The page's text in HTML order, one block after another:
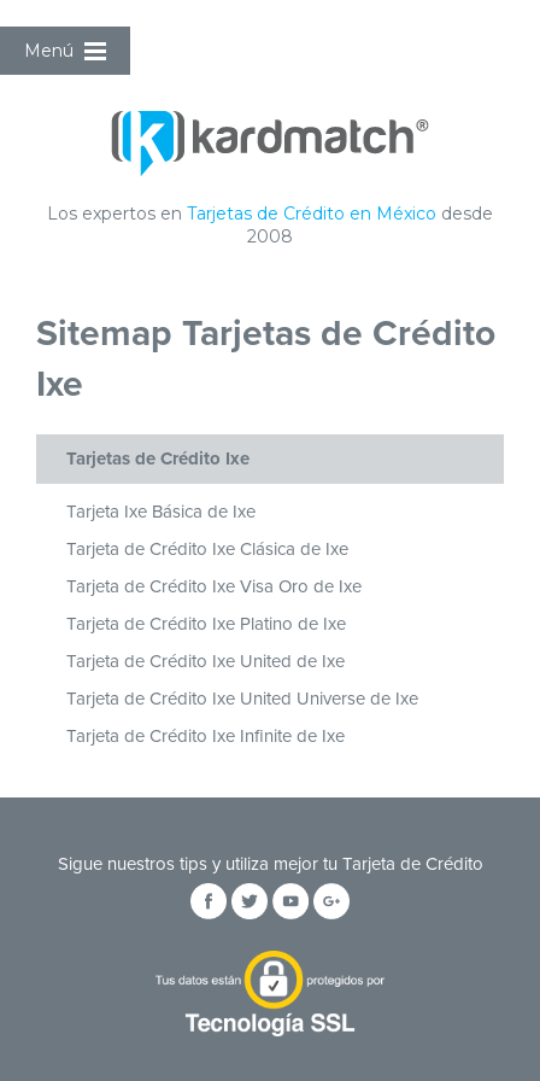
Menú
Los expertos en Tarjetas de Crédito en México desde
2008
Sitemap Tarjetas de Crédito
Ixe
Tarjetas de Crédito Ixe
Tarjeta Ixe Básica de Ixe
Tarjeta de Crédito Ixe Clásica de Ixe
Tarjeta de Crédito Ixe Visa Oro de Ixe
Tarjeta de Crédito Ixe Platino de Ixe
Tarjeta de Crédito Ixe United de Ixe
Tarjeta de Crédito Ixe United Universe de Ixe
Tarjeta de Crédito Ixe Infinite de Ixe
Sigue nuestros tips y utiliza mejor tu Tarjeta de Crédito